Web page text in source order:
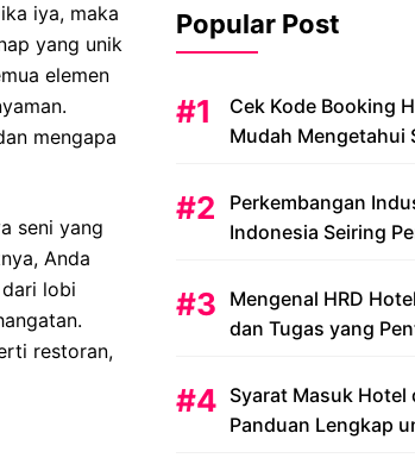
iya, maka
yang unik
elemen
mengapa
seni yang
Anda
lobi
restoran,
Popular Post
Cek Kode Booking
Mudah Mengetahui
Perkembangan
Indonesia Seiring
Mengenal HRD
dan Tugas yang
Syarat Masuk Hotel
Panduan Lengkap